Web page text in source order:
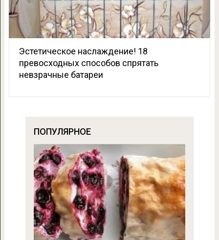
Эстетическое наслаждение! 18
превосходных способов спрятать
невзрачные батареи
ПОПУЛЯРНОЕ